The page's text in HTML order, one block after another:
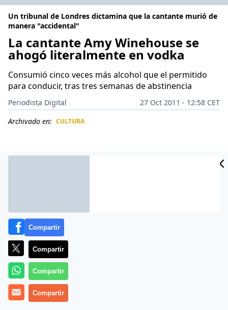
Un tribunal de Londres dictamina que la cantante murió de
manera "accidental"
La cantante Amy Winehouse se
ahogó literalmente en vodka
Consumió cinco veces más alcohol que el permitido
para conducir, tras tres semanas de abstinencia
Periodista Digital
27 Oct 2011 - 12:58 CET
Archivado en: CULTURA
Tres meses después de su muerte, este 26 de octubre
de 2011 se ha sabido al fin qué acabó con la vida de
Compartir
Compartir
Compartir
Compartir